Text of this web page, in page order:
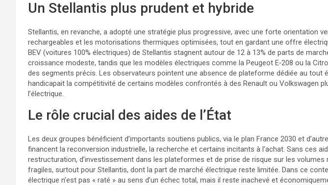
Un Stellantis plus prudent et hybride
Stellantis, en revanche, a adopté une stratégie plus progressive, avec une forte orientation
rechargeables et les motorisations thermiques optimisées, tout en gardant une offre
BEV (voitures 100% électriques) de Stellantis stagnent autour de 12 à 13% de parts de
croissance modeste, tandis que les modèles électriques comme la Peugeot E‑208 ou la
des segments précis. Les observateurs pointent une absence de plateforme dédiée au tout
handicapait la compétitivité de certains modèles confrontés à des Renault ou Volkswagen
l’électrique.
Le rôle crucial des aides de l’État
Les deux groupes bénéficient d’importants soutiens publics, via le plan France 2030 et
financent la reconversion industrielle, la recherche et certains incitants à l’achat. Sans ces
restructuration, d’investissement dans les plateformes et de prise de risque sur les volumes
fragiles, surtout pour Stellantis, dont la part de marché électrique reste limitée. Dans ce
électrique n’est pas « raté » au sens d’un échec total, mais il reste inachevé et